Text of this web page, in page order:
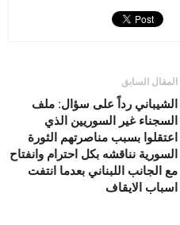
المقال السابق
الشيباني رداً على سؤال: ملف
السجناء غير السوريين الذي
اعتقلوا بسبب مناصرتهم الثورة
السورية نناقشه بكل احترام وانفتاح
مع الجانب اللبناني بعدما انتفت
اسباب الايقاف